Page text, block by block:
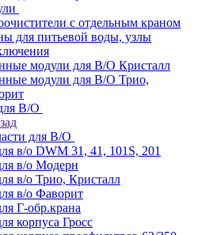
с отдельным краном
для питьевой воды, узлы
модули для В/О Кристалл
модули для В/О Трио,
В/О
для В/О
в/о DWM 31, 41, 101S, 201
в/о Модерн
в/о Трио, Кристалл
в/о Фаворит
Г-обр.крана
корпуса Гросс